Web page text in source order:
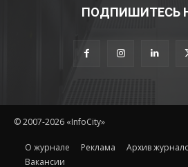
ПОДПИШИТЕСЬ
© 2007-2026 «InfoCity»
O журнале Реклама Архив
Вакансии